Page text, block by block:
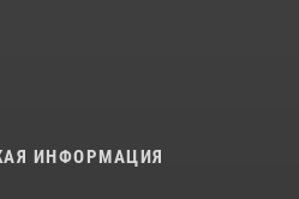
ИНФОРМАЦИЯ